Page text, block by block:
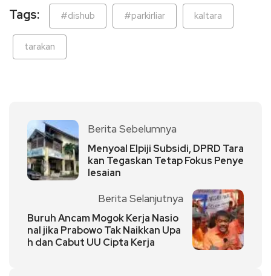
Tags: #dishub #parkirliar kaltara
tarakan
Berita Sebelumnya
Menyoal Elpiji Subsidi, DPRD Tara
kan Tegaskan Tetap Fokus Penye
lesaian
Berita Selanjutnya
Buruh Ancam Mogok Kerja Nasio
nal jika Prabowo Tak Naikkan Upa
h dan Cabut UU Cipta Kerja